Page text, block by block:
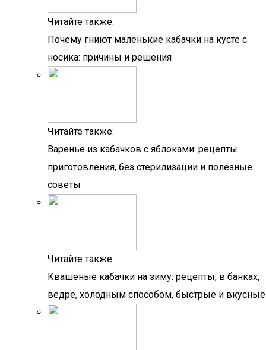
Читайте также:
Почему гниют маленькие кабачки на кусте с
носика: причины и решения
Читайте также:
Варенье из кабачков с яблоками: рецепты
приготовления, без стерилизации и полезные
советы
Читайте также:
Квашеные кабачки на зиму: рецепты, в банках,
ведре, холодным способом, быстрые и вкусные